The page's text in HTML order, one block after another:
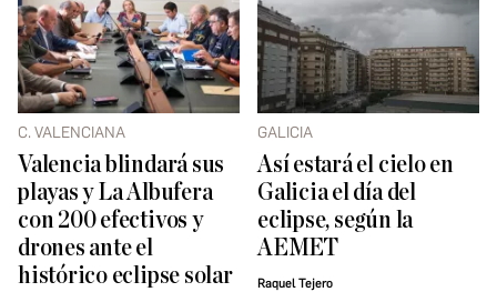
C. VALENCIANA
Valencia blindará sus
playas y La Albufera
con 200 efectivos y
drones ante el
histórico eclipse solar
GALICIA
Así estará el cielo en
Galicia el día del
eclipse, según la
AEMET
Raquel Tejero